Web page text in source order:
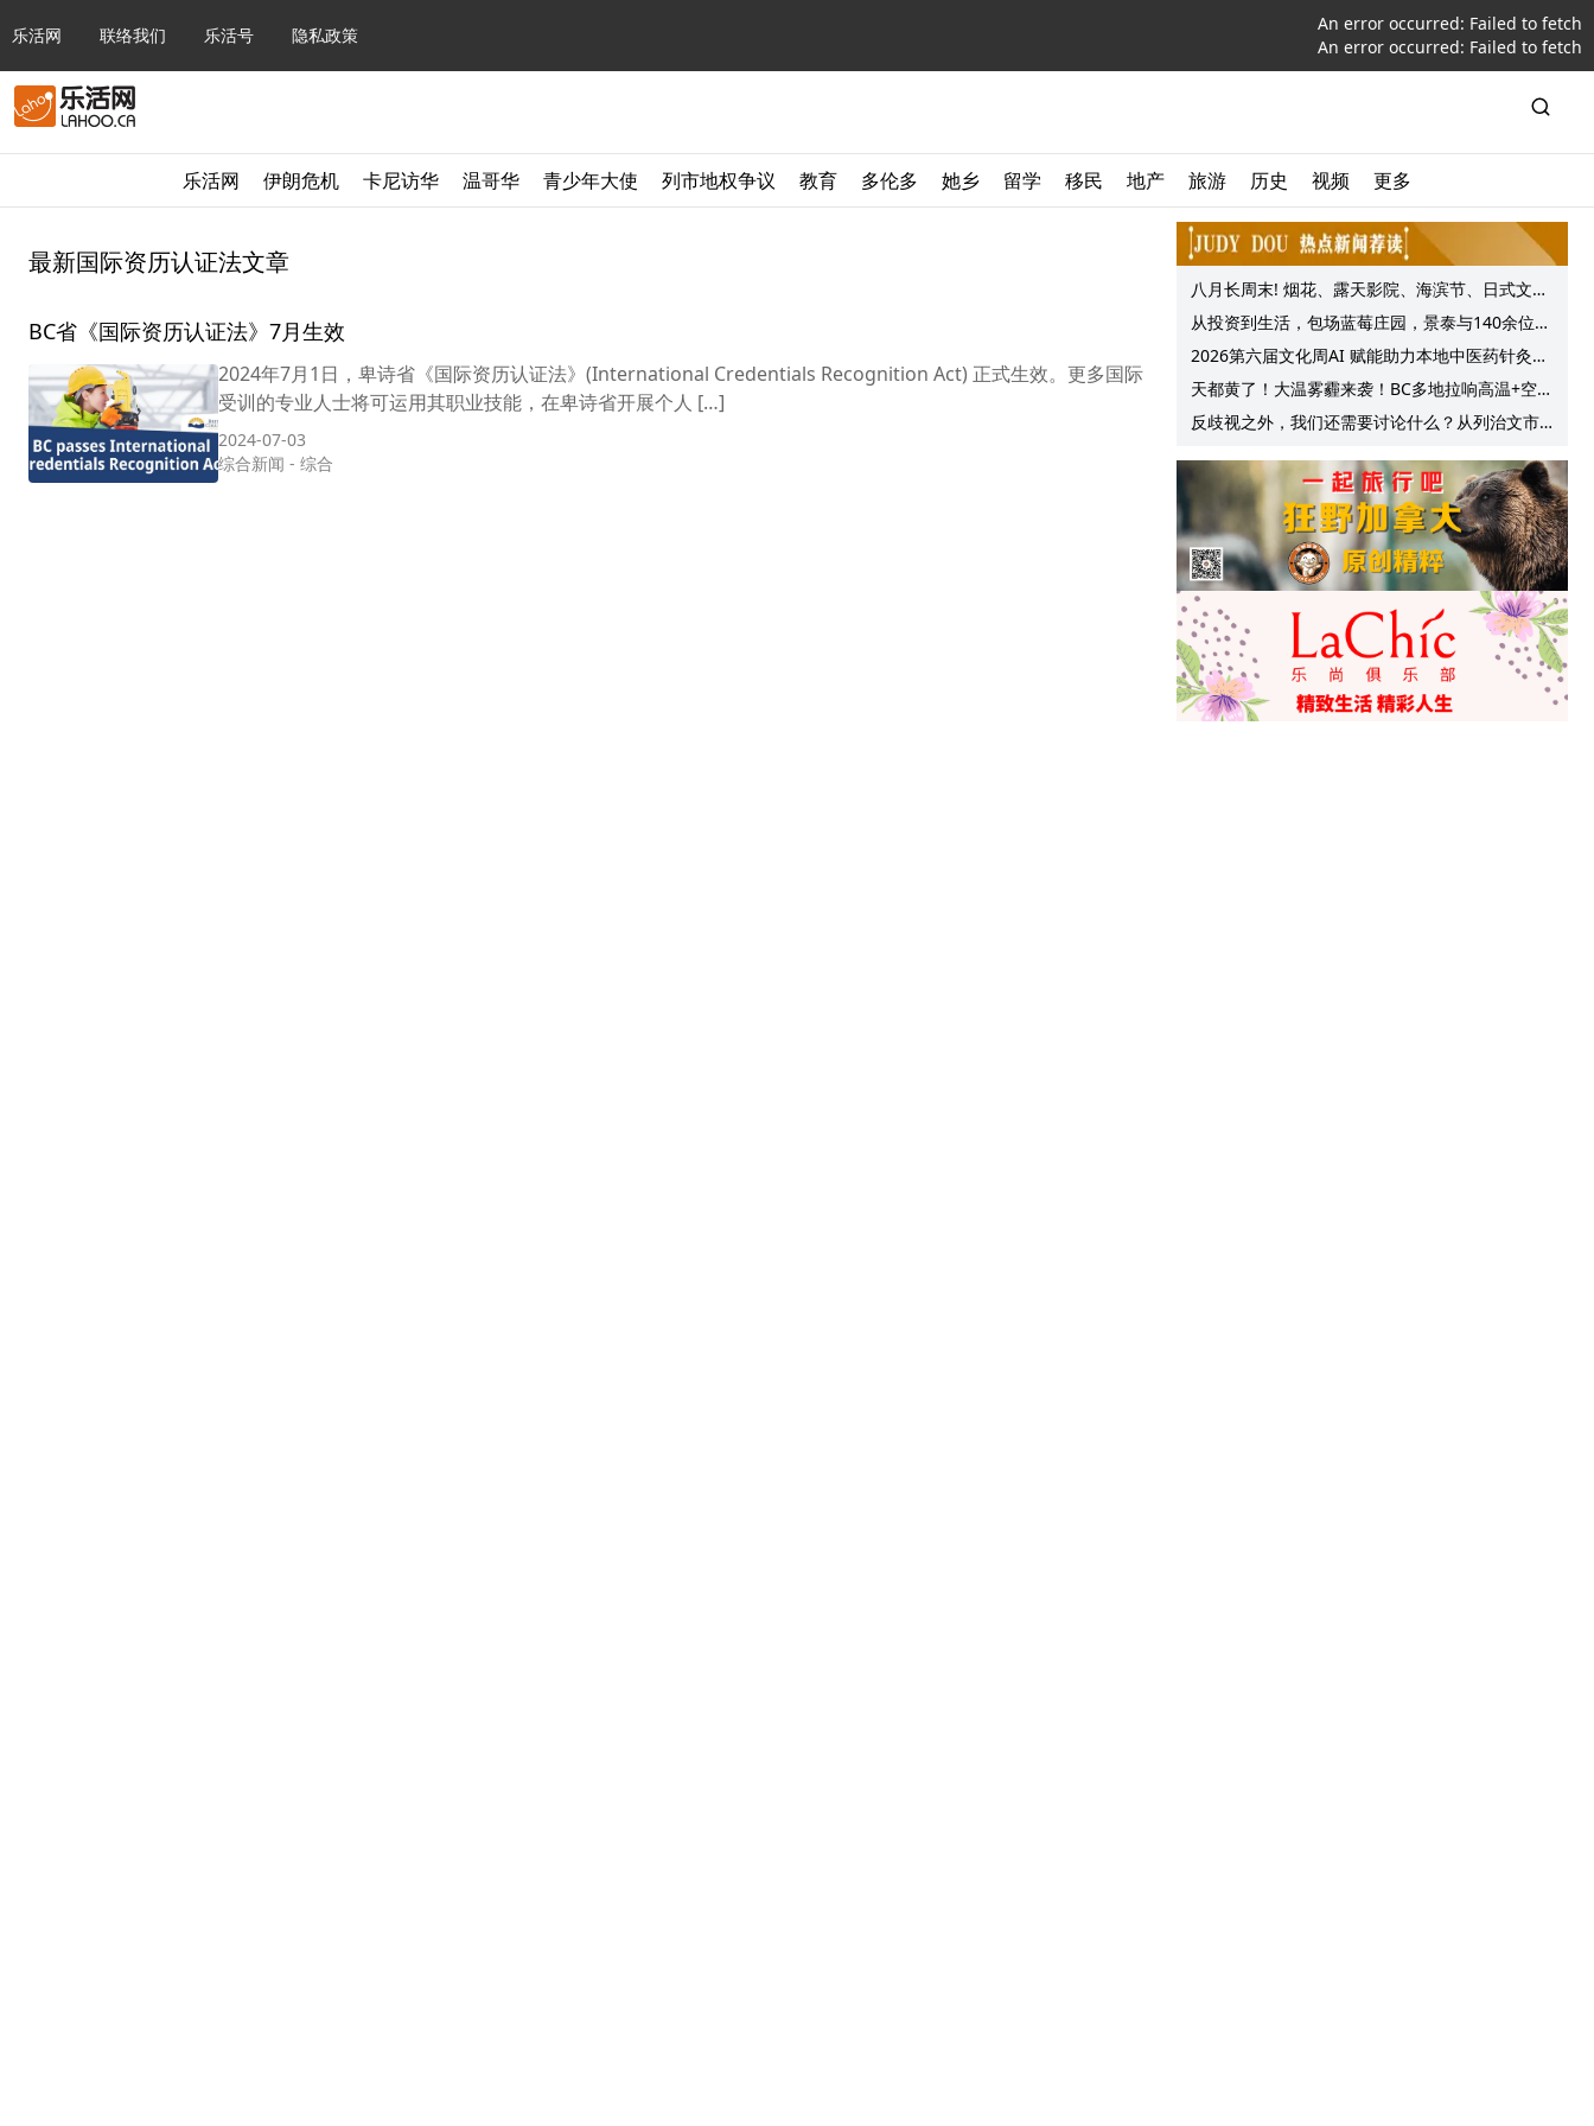
乐活网 联络我们 乐活号 隐私政策
An error occurred: Failed to fetch
An error occurred: Failed to fetch
乐活网 伊朗危机 卡尼访华 温哥华 青少年大使 列市地权争议 教育 多伦多 她乡 留学 移民 地产 旅游 历史 视频 更多
最新国际资历认证法文章
BC省《国际资历认证法》7月生效
2024年7月1日，卑诗省《国际资历认证法》(International Credentials Recognition Act) 正式生效。更多国际
受训的专业人士将可运用其职业技能，在卑诗省开展个人 […]
2024-07-03
综合新闻 - 综合
八月长周末! 烟花、露天影院、海滨节、日式文化
节庆, 大温哥华各种精彩活动上线!
从投资到生活，包场蓝莓庄园，景泰与140余位客
户共享夏日”莓”好时光
2026第六届文化周AI 赋能助力本地中医药针灸服
务提质升级
天都黄了！大温雾霾来袭！BC多地拉响高温+空气
质量预警 最高可达35°C！
反歧视之外，我们还需要讨论什么？从列治文市
议会一项动议谈起